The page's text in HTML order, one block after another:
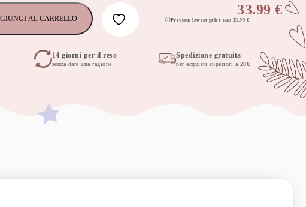
AL CARRELLO
33.99€
Previous lowest price was 33.99 €.
14 giorni per il reso
senza dare una ragione
Spedizione gratuita
per acquisti superiori a 20€